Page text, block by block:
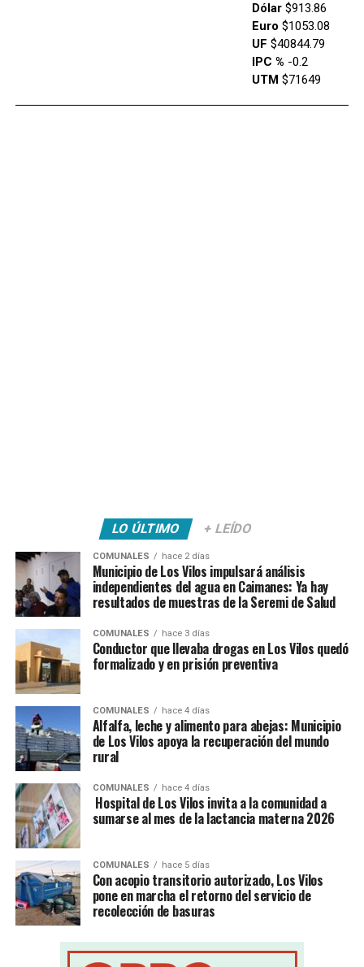
Dólar$913.86
Euro $1053.08
UF $40844.79
IPC % -0.2
UTM $71649
LO ÚLTIMO + LEÍDO
COMUNALES hace 2 días
Municipio de Los Vilos impulsará análisis
independientes del agua en Caimanes: Ya hay
resultados de muestras de la Seremi de Salud
COMUNALES hace 3 días
Conductor que llevaba drogas en Los Vilos quedó
formalizado y en prisión preventiva
COMUNALES hace 4 días
Alfalfa, leche y alimento para abejas: Municipio
de Los Vilos apoya la recuperación del mundo
rural
COMUNALES hace 4 días
Hospital de Los Vilos invita a la comunidad a
sumarse al mes de la lactancia materna 2026
COMUNALES hace 5 días
Con acopio transitorio autorizado, Los Vilos
pone en marcha el retorno del servicio de
recolección de basuras